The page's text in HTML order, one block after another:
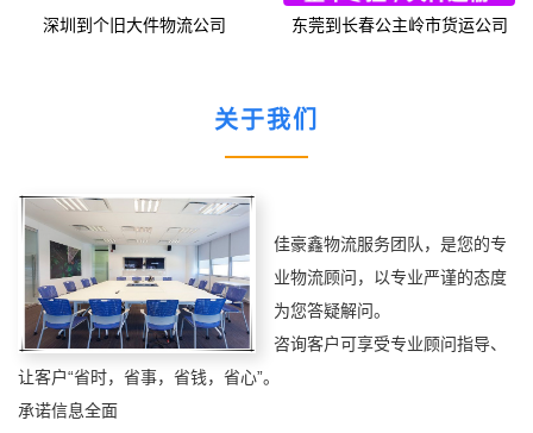
深圳到个旧大件物流公司 东莞到长春公主岭市货运公司
关于我们
佳豪鑫物流服务团队，是您的专
业物流顾问，以专业严谨的态度
为您答疑解问。
咨询客户可享受专业顾问指导、
让客户“省时，省事，省钱，省心”。
承诺信息全面